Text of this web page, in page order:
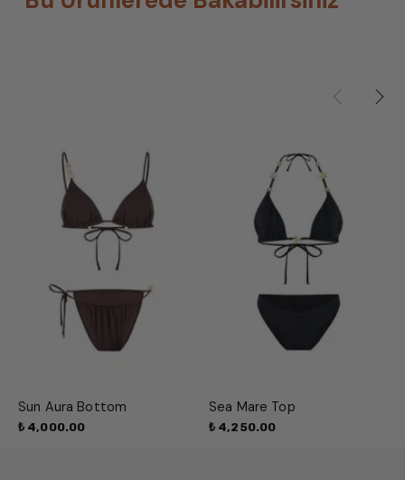
Sun Aura Bottom
₺ 4,000.00
Sea Mare Top
₺ 4,250.00